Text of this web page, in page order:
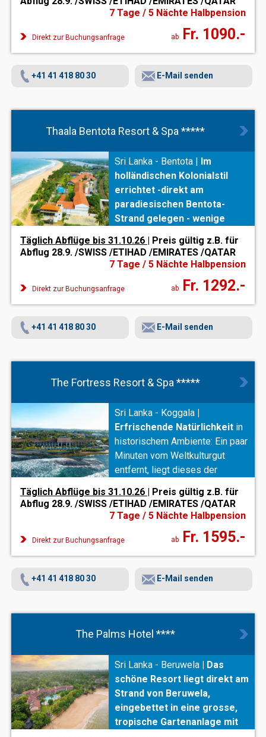
Erholung ein.
7 Tage / 5 Nächte Halbpension
Direkt zur Buchungsanfrage ab Fr. 1090.-
+41 41 418 80 30 E-Mail senden
Thaala Bentota Resort & Spa *****
Sri Lanka - Bentota |
Im
holländischen Kolonialstil
errichtet -direkt am
paradiesischen Bentota-
Strand gelegen - wenige
Aluthgama mit Restaurants
und einigen
Täglich Abflüge bis 31.10.26
| Preis gültig z.B. für
Abflug 28.9. /SWISS /ETIHAD /EMIRATES /QATAR
7 Tage / 5 Nächte Halbpension
Direkt zur Buchungsanfrage ab Fr. 1292.-
+41 41 418 80 30 E-Mail senden
The Fortress Resort & Spa *****
Sri Lanka - Koggala
Erfrischende Natürlichkeit in
historischem Ambiente: Ein paar
Minuten vom Weltkulturgut
entfernt, liegt dieses der
Hotel. Portugiesische Elemente
und traditionelle Motive Sri
die
Gärten mit eigenen
Wasserspielen.
Täglich Abflüge bis 31.10.26
| Preis gültig z.B. für
Abflug 28.9. /SWISS /ETIHAD /EMIRATES /QATAR
7 Tage / 5 Nächte Halbpension
Direkt zur Buchungsanfrage ab Fr. 1595.-
+41 41 418 80 30 E-Mail senden
The Palms Hotel ****
Sri Lanka - Beruwela | Das
schöne Resort liegt direkt am
Strand von Beruwela,
eingebettet in eine grosse,
tropische Gartenanlage mit